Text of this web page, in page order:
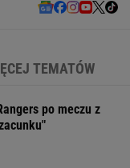
TEMATÓW
po meczu z